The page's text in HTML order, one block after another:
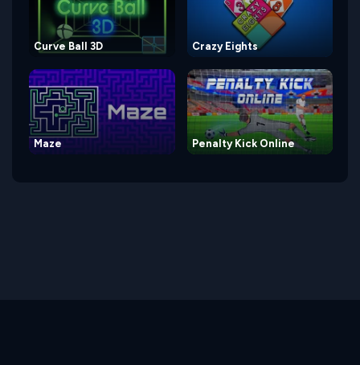
Curve Ball 3D Crazy Eights
Maze Penalty Kick Online